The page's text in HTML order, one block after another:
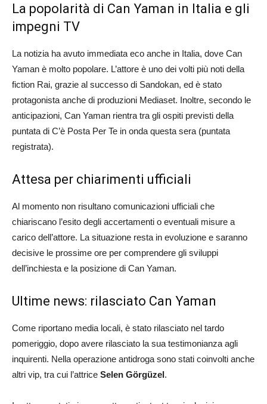
La popolarità di Can Yaman in Italia e gli
impegni TV
La notizia ha avuto immediata eco anche in Italia, dove Can
Yaman è molto popolare. L’attore è uno dei volti più noti della
fiction Rai, grazie al successo di Sandokan, ed è stato
protagonista anche di produzioni Mediaset. Inoltre, secondo le
anticipazioni, Can Yaman rientra tra gli ospiti previsti della
puntata di C’è Posta Per Te in onda questa sera (puntata
registrata).
Attesa per chiarimenti ufficiali
Al momento non risultano comunicazioni ufficiali che
chiariscano l’esito degli accertamenti o eventuali misure a
carico dell’attore. La situazione resta in evoluzione e saranno
decisive le prossime ore per comprendere gli sviluppi
dell’inchiesta e la posizione di Can Yaman.
Ultime news: rilasciato Can Yaman
Come riportano media locali, è stato rilasciato nel tardo
pomeriggio, dopo avere rilasciato la sua testimonianza agli
inquirenti. Nella operazione antidroga sono stati coinvolti anche
altri vip, tra cui l’attrice Selen Görgüzel.